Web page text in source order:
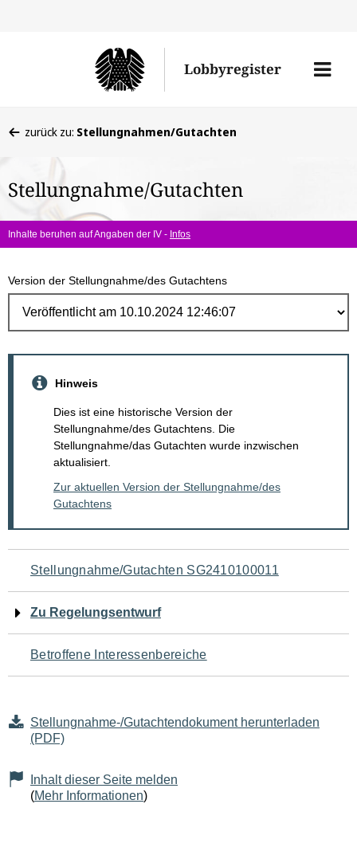
Lobbyregister
Menü
befinden
hier:
zurück zu: Stellungnahmen/Gutachten
Stellungnahme/Gutachten
Inhalte beruhen auf Angaben der IV - Infos
Version der Stellungnahme/des Gutachtens
Hinweis
Dies ist eine historische Version der
Stellungnahme/des Gutachtens. Die
Stellungnahme/das Gutachten wurde inzwischen
aktualisiert.
Zur aktuellen Version der Stellungnahme/des
Gutachtens
Navigation
für
den
Seiteninhalt
Stellungnahme/Gutachten SG2410100011
Zu Regelungsentwurf
Betroffene Interessenbereiche
Stellungnahme-/Gutachtendokument herunterladen
(PDF)
Inhalt dieser Seite melden
(Mehr Informationen)